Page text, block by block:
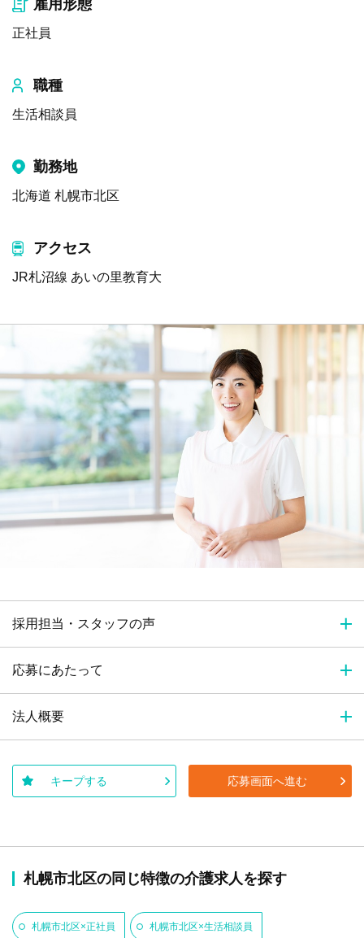
雇用形態
正社員
職種
生活相談員
勤務地
北海道 札幌市北区
アクセス
JR札沼線 あいの里教育大
採用担当・スタッフの声
応募にあたって
法人概要
キープする 応募画面へ進む
札幌市北区の同じ特徴の介護求人を探す
札幌市北区×正社員 札幌市北区×生活相談員